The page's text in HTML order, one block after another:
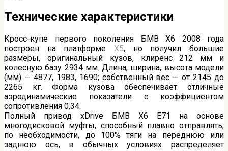
Технические характеристики
Кросс-купе первого поколения БМВ X6 2008 года
построен на платформе Х5, но получил большие
размеры, оригинальный кузов, клиренс 212 мм и
колесную базу 2934 мм. Длина, ширина, высота модели
(мм) — 4877, 1983, 1690; собственный вес — от 2145 до
2265 кг. Форма кузова обеспечивает отличные
аэродинамические показатели с коэффициентом
сопротивления 0,34.
Полный привод xDrive БМВ X6 Е71 на основе
многодисковой муфты, способный плавно отправлять,
по необходимости, до 100% тяги на переднюю или
заднюю ось, в обычных условиях распределяет